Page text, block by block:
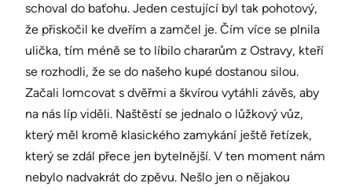
schoval do baťohu. Jeden cestující byl tak pohotový,
že přiskočil ke dveřím a zamčel je. Čím více se plnila
ulička, tím méně se to líbilo chararům z Ostravy, kteří
se rozhodli, že se do našeho kupé dostanou silou.
Začali lomcovat s dvěřmi a škvírou vytáhli závěs, aby
na nás líp viděli. Naštěstí se jednalo o lůžkový vůz,
který měl kromě klasického zamykání ještě řetízek,
který se zdál přece jen bytelnější. V ten moment nám
nebylo nadvakrát do zpěvu. Nešlo jen o nějakou